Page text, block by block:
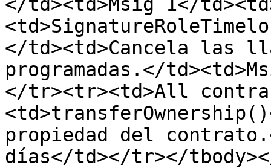
</td><td>Cancela las
programadas.</
</tr><tr><td>All
propiedad del
días</td></tr></